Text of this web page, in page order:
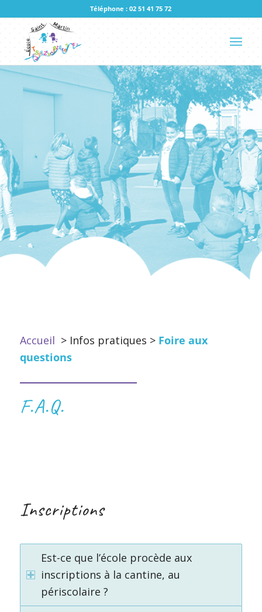
Téléphone : 02 51 41 75 72
Accueil > Infos pratiques > Foire aux
questions
F.A.Q.
Inscriptions
Est-ce que l’école procède aux
inscriptions à la cantine, au
périscolaire ?